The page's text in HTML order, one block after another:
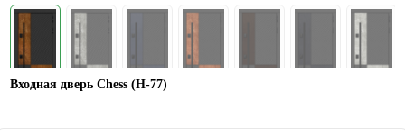
Входная дверь Chess (Н-77)